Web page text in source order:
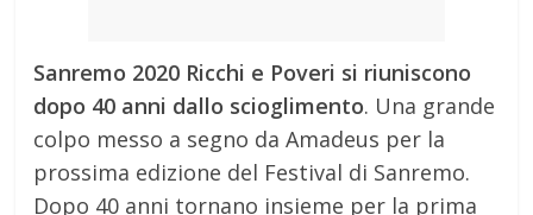
Sanremo 2020 Ricchi e Poveri si riuniscono
dopo 40 anni dallo scioglimento. Una grande
colpo messo a segno da Amadeus per la
prossima edizione del Festival di Sanremo.
Dopo 40 anni tornano insieme per la prima